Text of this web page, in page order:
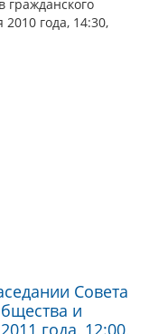
гражданского
года, 14:30,
Совета
и
года, 12:00,